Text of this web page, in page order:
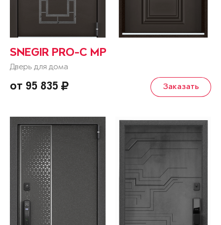
SNEGIR PRO-C MP
Дверь для дома
от 95 835 Заказать